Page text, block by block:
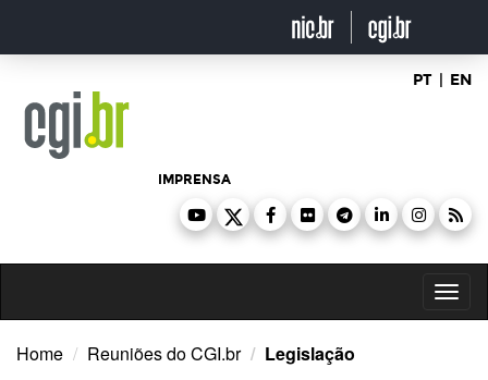
o
PT | EN
IMPRENSA
Home Reuniões do CGI.br Legislação